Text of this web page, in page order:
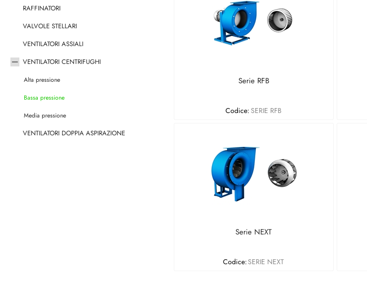
RAFFINATORI
VALVOLE STELLARI
VENTILATORI ASSIALI
VENTILATORI CENTRIFUGHI
Alta pressione
Bassa pressione
Media pressione
VENTILATORI DOPPIA ASPIRAZIONE
Serie RFB
Codice: SERIE RFB
Serie NEXT
Codice: SERIE NEXT